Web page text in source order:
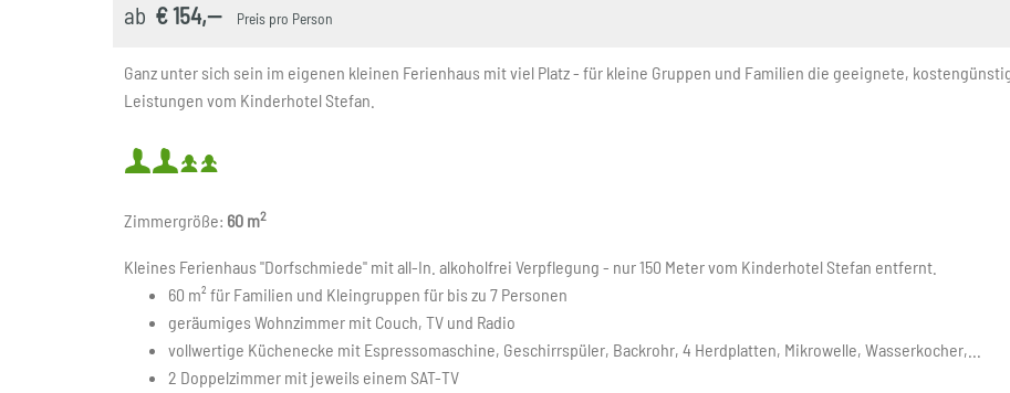
ab € 154,-- Preis pro Person
Ganz unter sich sein im eigenen kleinen Ferienhaus mit viel Platz - für kleine Gruppen und Familien die geeignete,
Leistungen vom Kinderhotel Stefan.
Mindestbelegung:
Maximalbelegung:
Zimmergröße: 60 m2
Kleines Ferienhaus "Dorfschmiede" mit all-In. alkoholfrei Verpflegung - nur 150 Meter vom Kinderhotel Stefan entfernt.
60 m² für Familien und Kleingruppen für bis zu 7 Personen
geräumiges Wohnzimmer mit Couch, TV und Radio
vollwertige Küchenecke mit Espressomaschine, Geschirrspüler, Backrohr, 4 Herdplatten, Mikrowelle, Wasserkocher,...
2 Doppelzimmer mit jeweils einem SAT-TV